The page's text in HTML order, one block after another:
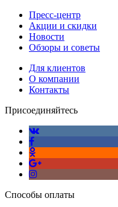
Пресс-центр
Акции и скидки
Новости
Обзоры и советы
Для клиентов
О компании
Контакты
Присоединяйтесь
Способы оплаты